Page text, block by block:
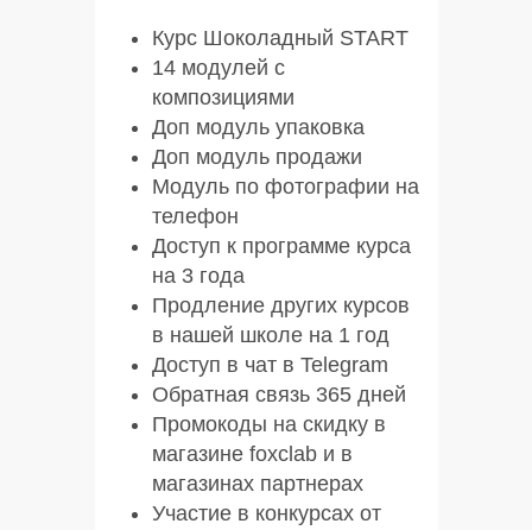
Карета
05
Книга “Гримуар”
08
Ежик “Соник”
11
Композиция шоколадных
слово LOVE
14
Курс Шоколадный START
14 модулей с
композициями
Доп модуль упаковка
Доп модуль продажи
Модуль по фотографии на
телефон
Доступ к программе курса
на 3 года
Продление других курсов
в нашей школе на 1 год
Доступ в чат в Telegram
Обратная связь 365 дней
Промокоды на скидку в
магазине foxclab и в
магазинах партнерах
Участие в конкурсах от